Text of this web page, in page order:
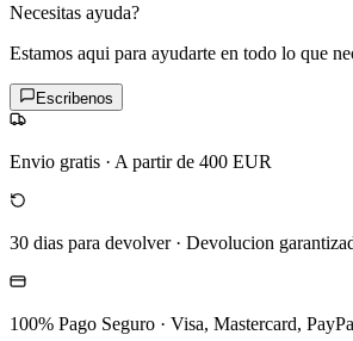
Necesitas ayuda?
Estamos aqui para ayudarte en todo lo que
Escribenos
Envio gratis · A partir de 400 EUR
30 dias para devolver· Devolucion
100% Pago Seguro · Visa, Mastercard,